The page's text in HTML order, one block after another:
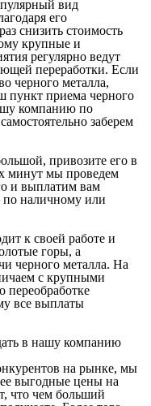
вид
его
снизить стоимость
крупные и
регулярно ведут
переработки. Если
черного металла,
пункт приема черного
компанию по
заберем
привозите его в
минут мы проведем
и выплатим вам
наличному или
к своей работе и
горы, а
черного металла. На
с крупными
все выплаты
в нашу компанию
на рынке, мы
выгодные цены на
что чем больший